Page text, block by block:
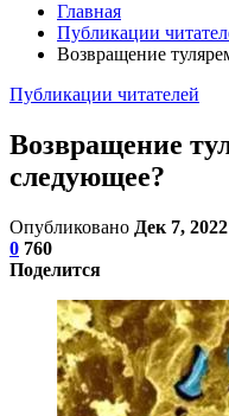
Главная
Публикации
Возвращение
Публикации читателей
Возвращение
следующее?
Опубликовано Дек 7, 2022
0 760
Поделится